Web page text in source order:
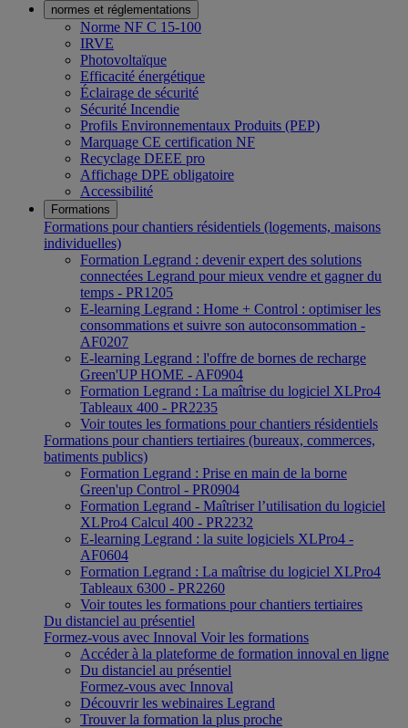
normes et réglementations
Norme NF C 15-100
IRVE
Photovoltaïque
Efficacité énergétique
Éclairage de sécurité
Sécurité Incendie
Profils Environnementaux Produits (PEP)
Marquage CE certification NF
Recyclage DEEE pro
Affichage DPE obligatoire
Accessibilité
Formations
Formations pour chantiers résidentiels (logements, maisons
individuelles)
Formation Legrand : devenir expert des solutions
connectées Legrand pour mieux vendre et gagner du
temps - PR1205
E-learning Legrand : Home + Control : optimiser les
consommations et suivre son autoconsommation -
AF0207
E-learning Legrand : l'offre de bornes de recharge
Green'UP HOME - AF0904
Formation Legrand : La maîtrise du logiciel XLPro4
Tableaux 400 - PR2235
Voir toutes les formations pour chantiers résidentiels
Formations pour chantiers tertiaires (bureaux, commerces,
batiments publics)
Formation Legrand : Prise en main de la borne
Green'up Control - PR0904
Formation Legrand - Maîtriser l’utilisation du logiciel
XLPro4 Calcul 400 - PR2232
E-learning Legrand : la suite logiciels XLPro4 -
AF0604
Formation Legrand : La maîtrise du logiciel XLPro4
Tableaux 6300 - PR2260
Voir toutes les formations pour chantiers tertiaires
Du distanciel au présentiel
Formez-vous avec Innoval Voir les formations
Accéder à la plateforme de formation innoval en ligne
Du distanciel au présentiel
Formez-vous avec Innoval
Découvrir les webinaires Legrand
Trouver la formation la plus proche